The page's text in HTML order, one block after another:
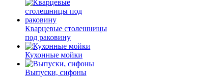
Кварцевые столешницы
под раковину
Кухонные мойки
Выпуски, сифоны